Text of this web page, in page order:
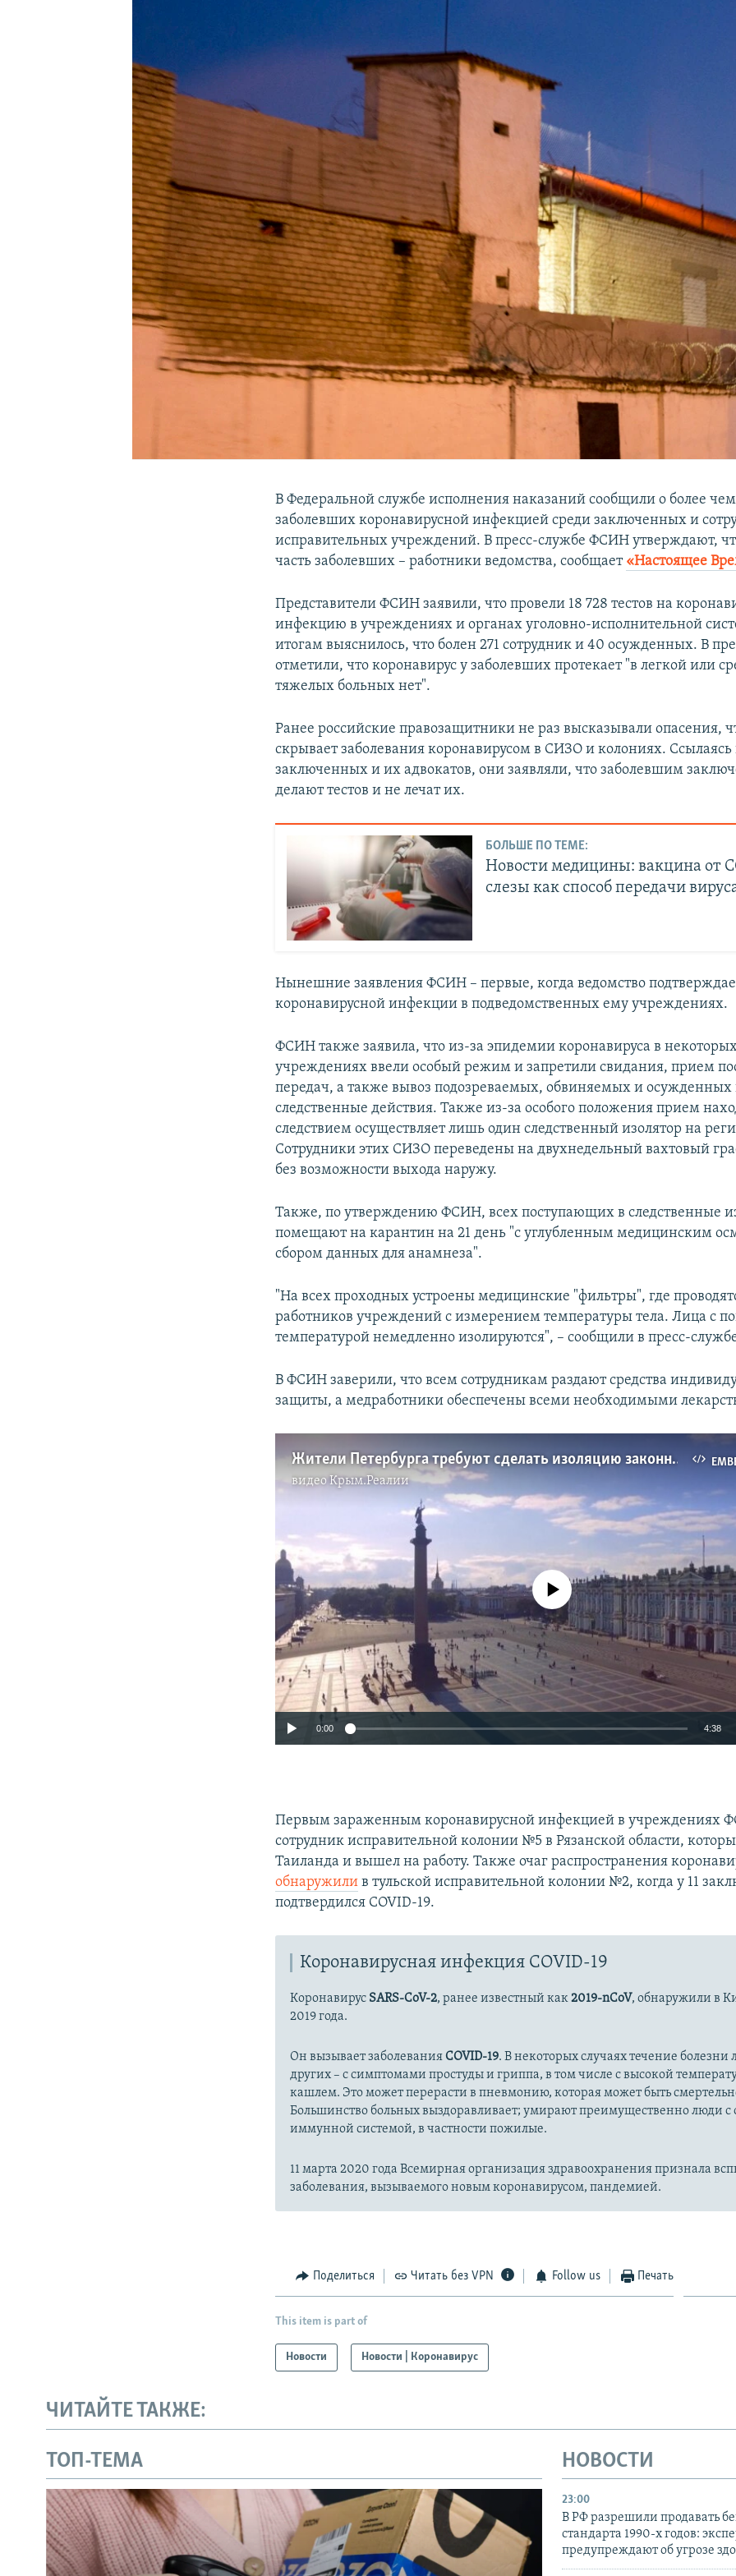
УКРАИНСКАЯ ПРОБЛЕМА КРЫМА
В Федеральной службе исполнения наказаний сообщили о более
заболевших коронавирусной инфекцией среди заключенных и
исправительных учреждений. В пресс-службе ФСИН утверждают,
часть заболевших – работники ведомства, сообщает «Настоящее
Представители ФСИН заявили, что провели 18 728 тестов на
инфекцию в учреждениях и органах уголовно-исполнительной
итогам выяснилось, что болен 271 сотрудник и 40 осужденных. В
отметили, что коронавирус у заболевших протекает "в легкой или
тяжелых больных нет".
Ранее российские правозащитники не раз высказывали опасения,
скрывает заболевания коронавирусом в СИЗО и колониях.
заключенных и их адвокатов, они заявляли, что заболевшим
делают тестов и не лечат их.
БОЛЬШЕ ПО ТЕМЕ:
Новости медицины: вакцина от
слезы как способ передачи
Нынешние заявления ФСИН – первые, когда ведомство
коронавирусной инфекции в подведомственных ему учреждениях.
ФСИН также заявила, что из-за эпидемии коронавируса в
учреждениях ввели особый режим и запретили свидания, прием
передач, а также вывоз подозреваемых, обвиняемых и осужденных
следственные действия. Также из-за особого положения прием
следствием осуществляет лишь один следственный изолятор на
Сотрудники этих СИЗО переведены на двухнедельный вахтовый
без возможности выхода наружу.
Также, по утверждению ФСИН, всех поступающих в следственные
помещают на карантин на 21 день "с углубленным медицинским
сбором данных для анамнеза".
"На всех проходных устроены медицинские "фильтры", где
работников учреждений с измерением температуры тела. Лица с
температурой немедленно изолируются", – сообщили в пресс-
В ФСИН заверили, что всем сотрудникам раздают средства
защиты, а медработники обеспечены всеми необходимыми
Жители Петербурга требуют сделать изоляцию законной (видео)
видеоКрым.Реалии
Auto 270p 360p 404p
No media source currently available
0:00 4:38
Первым зараженным коронавирусной инфекцией в учреждениях
сотрудник исправительной колонии №5 в Рязанской области,
Таиланда и вышел на работу. Также очаг распространения
обнаружили в тульской исправительной колонии №2, когда у 11
подтвердился COVID-19.
Коронавирусная инфекция COVID-19
Коронавирус SARS-CoV-2, ранее известный как2019-nCoV, обнаружили в
2019 года.
Он вызывает заболеванияCOVID-19. В некоторых случаях течение болезни
других – с симптомами простуды и гриппа, в том числе с высокой
кашлем. Это может перерасти в пневмонию, которая может быть
Большинство больных выздоравливает; умирают преимущественно люди с
иммунной системой, в частности пожилые.
11 марта 2020 года Всемирная организация здравоохранения признала
заболевания, вызываемого новым коронавирусом, пандемией.
Поделиться Читать без VPN Follow us Печать
This item is part of
Новости Новости | Коронавирус
ЧИТАЙТЕ ТАКЖЕ:
ТОП-ТЕМА НОВОСТИ
23:00
В РФ разрешили продавать
стандарта 1990-х годов:
предупреждают об угрозе